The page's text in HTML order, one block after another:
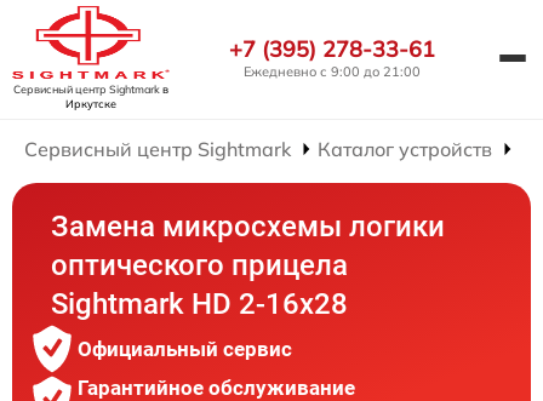
Сервисный центр Sightmarkв
Иркутске
+7 (395) 278-33-61
Ежедневно с 9:00 до 21:00
Сервисный центр Sightmark Каталог устройств
Замена микросхемы логики
оптического прицела
Sightmark HD 2-16x28
Официальный сервис
Гарантийное обслуживание